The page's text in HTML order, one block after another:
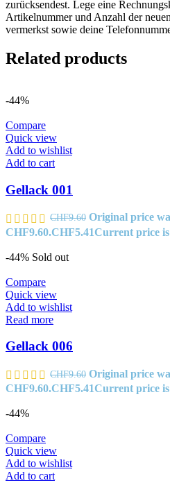
zurücksendest. Lege eine
Artikelnummer und Anzahl der
vermerkst sowie deine
Related products
-44%
Compare
Quick view
Add to wishlist
Add to cart
Gellack 001
CHF9.60 Original price
CHF9.60.CHF5.41Current price
-44% Sold out
Compare
Quick view
Add to wishlist
Read more
Gellack 006
CHF9.60 Original price
CHF9.60.CHF5.41Current price
-44%
Compare
Quick view
Add to wishlist
Add to cart